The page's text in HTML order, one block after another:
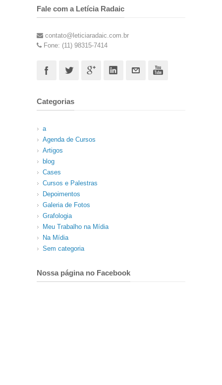
Fale com a Letícia Radaic
contato@leticiaradaic.com.br
Fone: (11) 98315-7414
Categorias
a
Agenda de Cursos
Artigos
blog
Cases
Cursos e Palestras
Depoimentos
Galeria de Fotos
Grafologia
Meu Trabalho na Mídia
Na Mídia
Sem categoria
Nossa página no Facebook